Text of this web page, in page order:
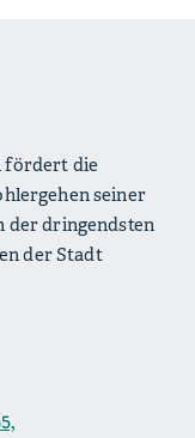
fördert die
seiner
der dringendsten
der Stadt